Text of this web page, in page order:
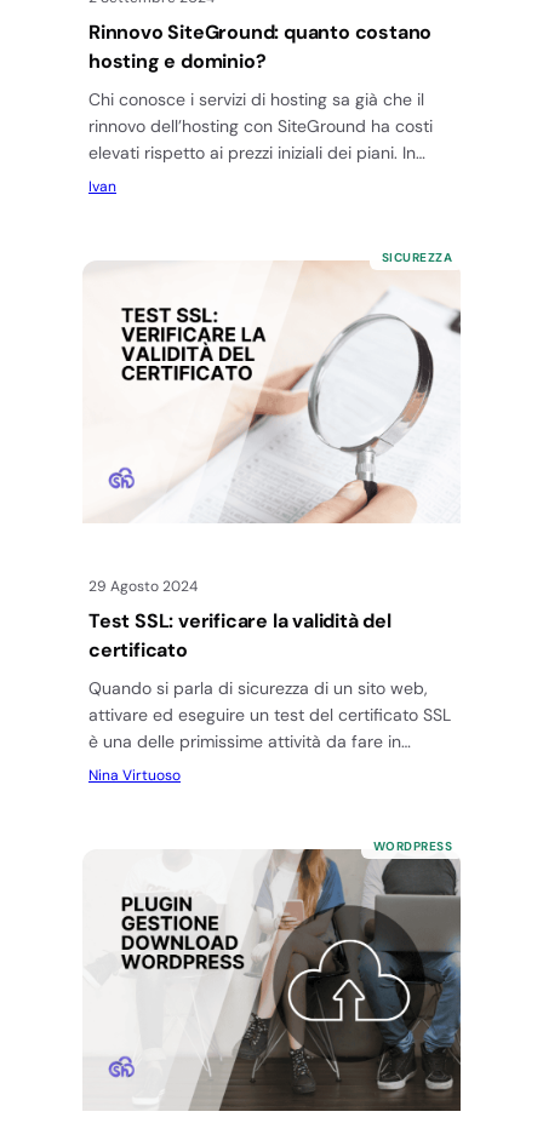
Rinnovo SiteGround: quanto costano
hosting e dominio?
Chi conosce i servizi di hosting sa già che il
rinnovo dell’hosting con SiteGround ha costi
elevati rispetto ai prezzi iniziali dei piani. In
questa…
Ivan
SICUREZZA
29 Agosto 2024
Test SSL: verificare la validità del
certificato
Quando si parla di sicurezza di un sito web,
attivare ed eseguire un test del certificato SSL
è una delle primissime attività da fare in…
Nina Virtuoso
WORDPRESS